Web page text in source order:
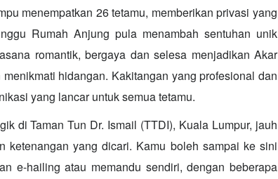
menempatkan 26 tetamu, memberikan privasi yang
Rumah Anjung pula menambah sentuhan unik
romantik, bergaya dan selesa menjadikan Akar
hidangan. Kakitangan yang profesional dan
yang lancar untuk semua tetamu.
di Taman Tun Dr. Ismail (TTDI), Kuala Lumpur, jauh
ketenangan yang dicari. Kamu boleh sampai ke sini
e-hailing atau memandu sendiri, dengan beberapa